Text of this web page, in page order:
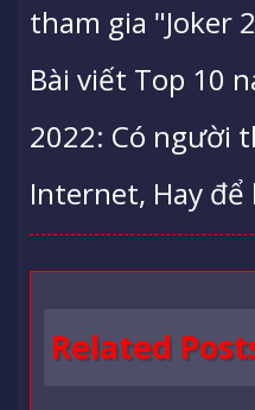
tham gia "Joker
Bài viết Top 10
2022: Có người
Internet, Hay để
Related